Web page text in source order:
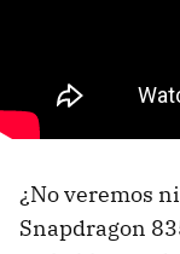
¿No veremos
Snapdragon